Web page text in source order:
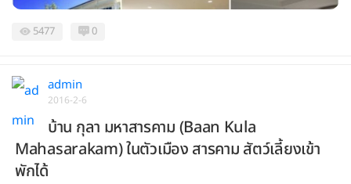
5477 0
admin
2016-2-6
บ้าน กุลา มหาสารคาม (Baan Kula
Mahasarakam) ในตัวเมือง สารคาม สัตว์เลี้ยงเข้า
พักได้